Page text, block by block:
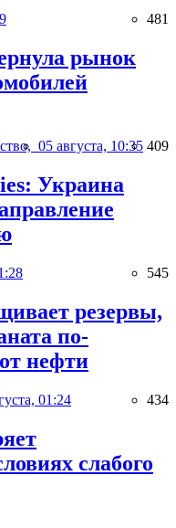
481
рынок
05 августа, 10:35 409
Украина
545
резервы,
по-
нефти
01:24 434
слабого